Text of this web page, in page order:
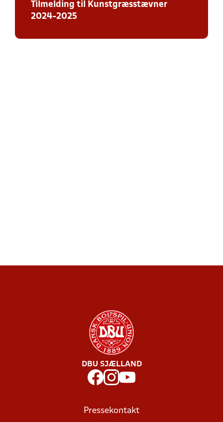
Tilmelding til Kunstgræsstævner
2024-2025
DBU SJÆLLAND
Pressekontakt